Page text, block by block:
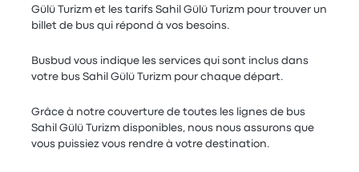
Gülü Turizm et les tarifs Sahil Gülü Turizm pour trouver un
billet de bus qui répond à vos besoins.
Busbud vous indique les services qui sont inclus dans
votre bus Sahil Gülü Turizm pour chaque départ.
Grâce à notre couverture de toutes les lignes de bus
Sahil Gülü Turizm disponibles, nous nous assurons que
vous puissiez vous rendre à votre destination.